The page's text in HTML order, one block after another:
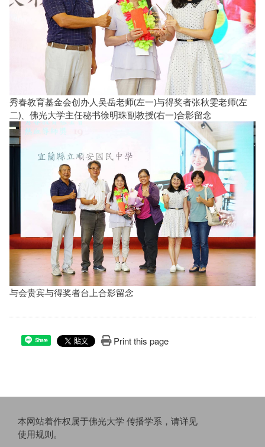
秀春教育基金会创办人吴岳老师(左一)与得奖者张秋雯老师(左
二)、佛光大学主任秘书徐明珠副教授(右一)合影留念
与会贵宾与得奖者台上合影留念
Share Print this page
本网站着作权属于佛光大学 传播学系，请详见
使用规则。